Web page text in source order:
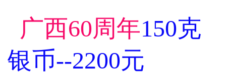
广西60周年150克
银币--2200元